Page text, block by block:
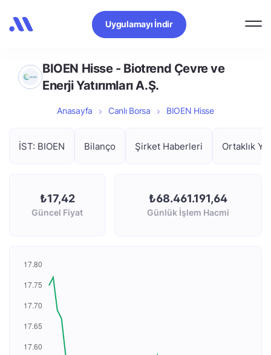
Uygulamayı İndir
BIOEN Hisse - Biotrend Çevre ve
Enerji Yatırımları A.Ş.
Anasayfa Canlı Borsa BIOEN Hisse
İST: BIOEN Bilanço Şirket Haberleri Ortaklık
₺17,42
Güncel Fiyat
₺68.461.191,64
Günlük İşlem Hacmi